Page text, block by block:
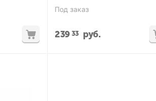
Под заказ
23933 руб.